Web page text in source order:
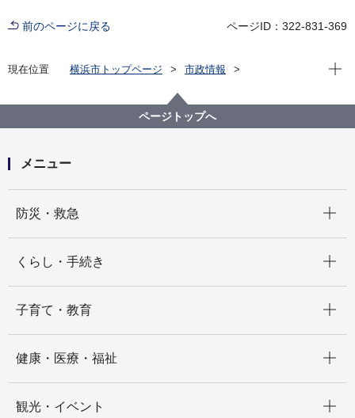
前のページに戻る ページID：322-831-369
現在位置 横浜市トップページ
市政情報
腸管出血性大腸菌（О157）に感染した患者の死亡につ
いて
現在
ページトップへ
メニュー
防災・救急
くらし・手続き
子育て・教育
健康・医療・福祉
観光・イベント